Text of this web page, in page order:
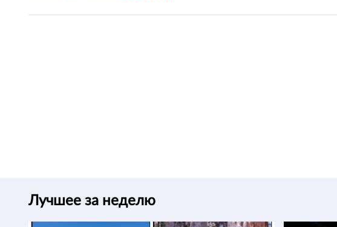
Лучшее за неделю